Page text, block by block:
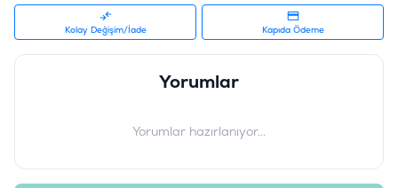
Kolay Değişim/İade Kapıda Ödeme
Yorumlar
Yorumlar hazırlanıyor...